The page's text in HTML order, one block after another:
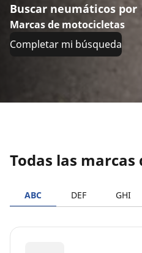
Buscar neumáticos por
Marcas de motocicletas
Completar mi búsqueda
Todas las
ABC DEF GHI